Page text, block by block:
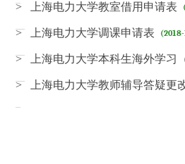
> 上海电力大学教室借用申请表
> 上海电力大学调课申请表
> 上海电力大学教师辅导答疑更